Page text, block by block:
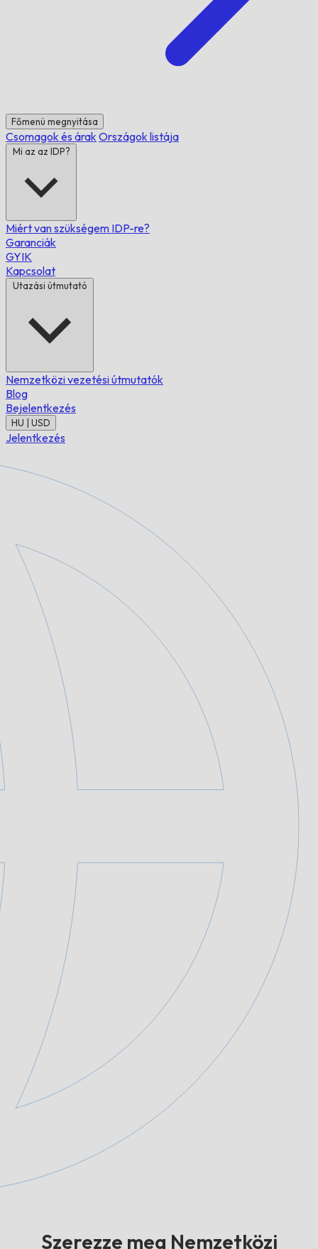
Főmenü megnyitása
Csomagok és árak Országok listája
Mi az az IDP?
Miért van szükségem IDP-re?
Garanciák
GYIK
Kapcsolat
Utazási útmutató
Nemzetközi vezetési útmutatók
Blog
Bejelentkezés
HU | USD
Jelentkezés
Szerezze meg Nemzetközi